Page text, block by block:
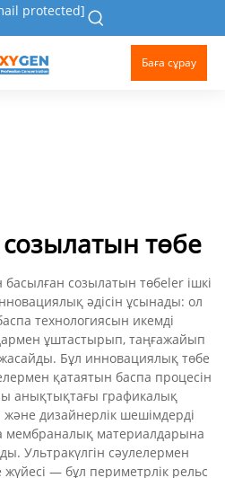
protected]
Баға сұрау
төбе
басылған созылатын төбeler ішкі
әдісін ұсынады: ол
технологиясын икемді
ұштастырып, таңғажайып
Бұл инновациялық төбе
қатаятын баспа процесін
анықтықтағы графикалық
және дизайнерлік шешімдерді
мембраналық материалдарына
Ультракүлгін сәулелермен
— бұл периметрлік рельс